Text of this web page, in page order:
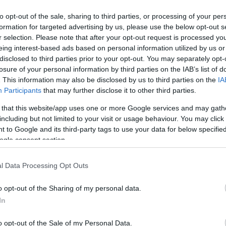
opt-out of the sale, sharing to third parties, or processing of your
for targeted advertising by us, please use the below opt-out
selection. Please note that after your opt-out request is processed
interest-based ads based on personal information utilized by us
to third parties prior to your opt-out. You may separately
of your personal information by third parties on the IAB’s list of
This information may also be disclosed by us to third parties on the
Participants that may further disclose it to other third parties.
that this website/app uses one or more Google services and may
but not limited to your visit or usage behaviour. You may
to Google and its third-party tags to use your data for below
consent section.
Data Processing Opt Outs
opt-out of the Sharing of my personal data.
opt-out of the Sale of my Personal Data.
Link másolása
téren, kivetítőkön nézték, mi történik a
vagy épp Belgiumból utazott
pillanatot. Közben a rakparton a főváros
az elmúlt 16 évet végigküzdő